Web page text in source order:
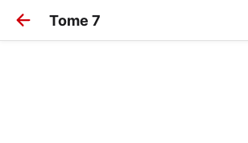
Tome 7